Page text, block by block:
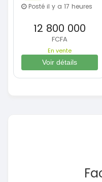
Posté il y a 17 heures
12 800 000
FCFA
En vente
Voir détails